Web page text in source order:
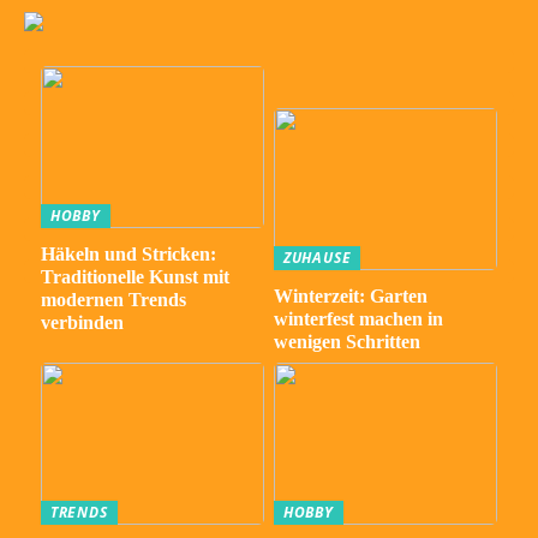
HOBBY
Häkeln und Stricken:
Traditionelle Kunst mit
modernen Trends
verbinden
ZUHAUSE
Winterzeit: Garten
winterfest machen in
wenigen Schritten
TRENDS
HOBBY